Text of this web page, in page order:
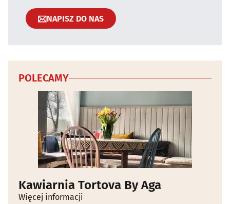
NAPISZ DO NAS
POLECAMY
Kawiarnia Tortova By Aga
Więcej informacji